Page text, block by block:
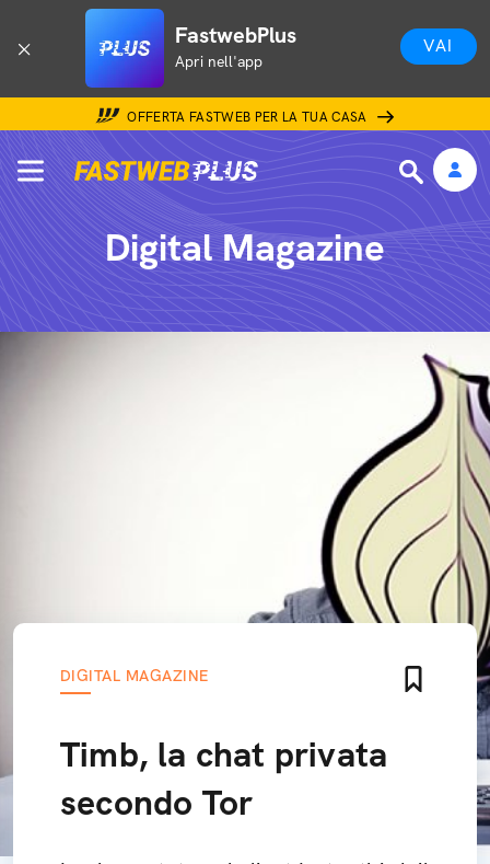
FastwebPlus
Apri nell'app
VAI
OFFERTA FASTWEB PER LA TUA CASA
Digital Magazine
DIGITAL MAGAZINE
Timb, la chat privata
secondo Tor